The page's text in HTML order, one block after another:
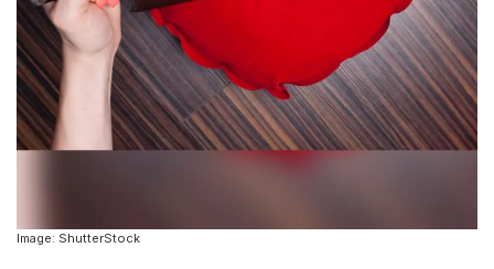
Image: ShutterStock